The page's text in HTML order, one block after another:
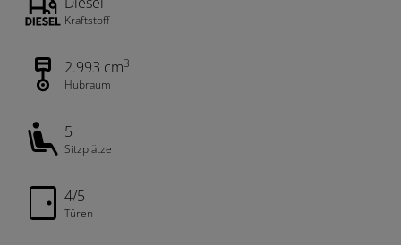
Kraftstoff
2.993 cm3
Hubraum
5
Sitzplätze
4/5
Türen